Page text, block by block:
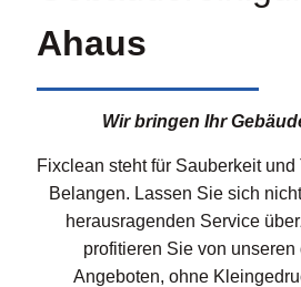
Ahaus
Wir bringen Ihr
Fixclean steht für Sauberkeit
Belangen. Lassen Sie sich
herausragenden Service
profitieren Sie von
Angeboten, ohne